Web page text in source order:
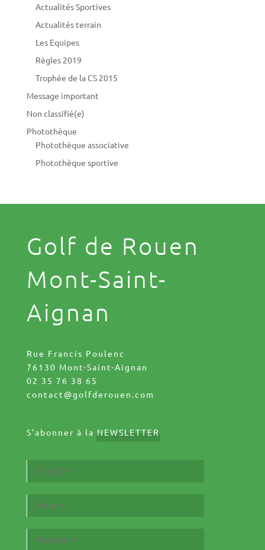
Actualités Sportives
Actualités terrain
Les Equipes
Règles 2019
Trophée de la CS 2015
Message important
Non classifié(e)
Photothèque
Photothèque associative
Photothèque sportive
Golf de Rouen
Mont-Saint-
Aignan
Rue Francis Poulenc
76130 Mont-Saint-Aignan
02 35 76 38 65
contact@golfderouen.com
S'abonner à la NEWSLETTER